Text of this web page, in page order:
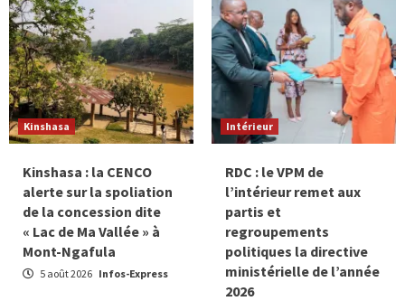
Kinshasa
Kinshasa : la CENCO
alerte sur la spoliation
de la concession dite
« Lac de Ma Vallée » à
Mont-Ngafula
5 août 2026 Infos-Express
Intérieur
RDC : le VPM de
l’intérieur remet aux
partis et
regroupements
politiques la directive
ministérielle de l’année
2026